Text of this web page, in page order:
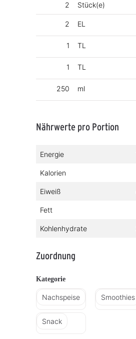
2 Stück(e)
2 EL
1 TL
1 TL
250 ml
Nährwerte pro Portion
Energie
Kalorien
Eiweiß
Fett
Kohlenhydrate
Zuordnung
Kategorie
Nachspeise Smoothies
Snack